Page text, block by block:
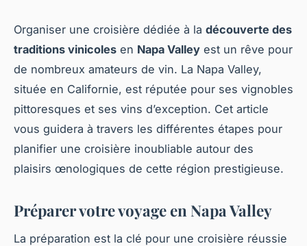
Organiser une croisière dédiée à la découverte des
traditions vinicoles en Napa Valley est un rêve pour
de nombreux amateurs de vin. La Napa Valley,
située en Californie, est réputée pour ses vignobles
pittoresques et ses vins d’exception. Cet article
vous guidera à travers les différentes étapes pour
planifier une croisière inoubliable autour des
plaisirs œnologiques de cette région prestigieuse.
Préparer votre voyage en Napa Valley
La préparation est la clé pour une croisière réussie